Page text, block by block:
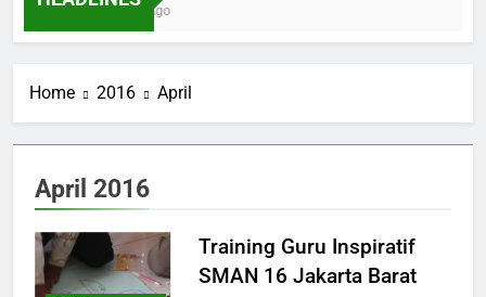
2 Days Ago
Home 2016 April
April 2016
Training Guru Inspiratif
SMAN 16 Jakarta Barat